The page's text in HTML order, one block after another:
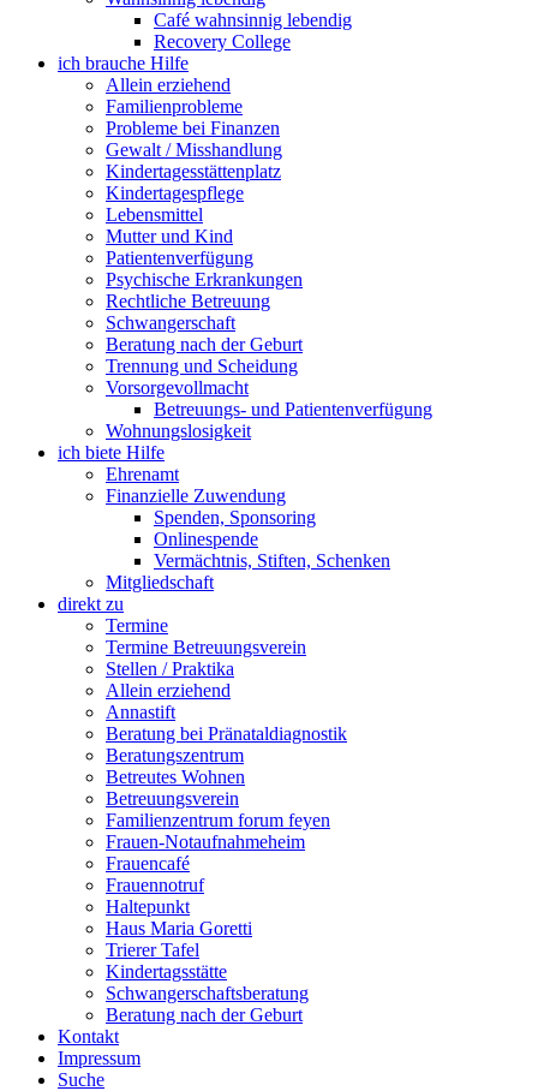
Café wahnsinnig lebendig
Recovery College
ich brauche Hilfe
Allein erziehend
Familienprobleme
Probleme bei Finanzen
Gewalt / Misshandlung
Kindertagesstättenplatz
Kindertagespflege
Lebensmittel
Mutter und Kind
Patientenverfügung
Psychische Erkrankungen
Rechtliche Betreuung
Schwangerschaft
Beratung nach der Geburt
Trennung und Scheidung
Vorsorgevollmacht
Betreuungs- und Patientenverfügung
Wohnungslosigkeit
ich biete Hilfe
Ehrenamt
Finanzielle Zuwendung
Spenden, Sponsoring
Onlinespende
Vermächtnis, Stiften, Schenken
Mitgliedschaft
direkt zu
Termine
Termine Betreuungsverein
Stellen / Praktika
Allein erziehend
Annastift
Beratung bei Pränataldiagnostik
Beratungszentrum
Betreutes Wohnen
Betreuungsverein
Familienzentrum forum feyen
Frauen-Notaufnahmeheim
Frauencafé
Frauennotruf
Haltepunkt
Haus Maria Goretti
Trierer Tafel
Kindertagsstätte
Schwangerschaftsberatung
Beratung nach der Geburt
Kontakt
Impressum
Suche